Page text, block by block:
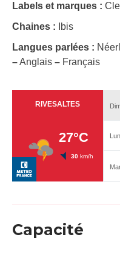
Labels et marques :
Chaines :
Ibis
Langues parlées :
–Anglais – Français
Capacité